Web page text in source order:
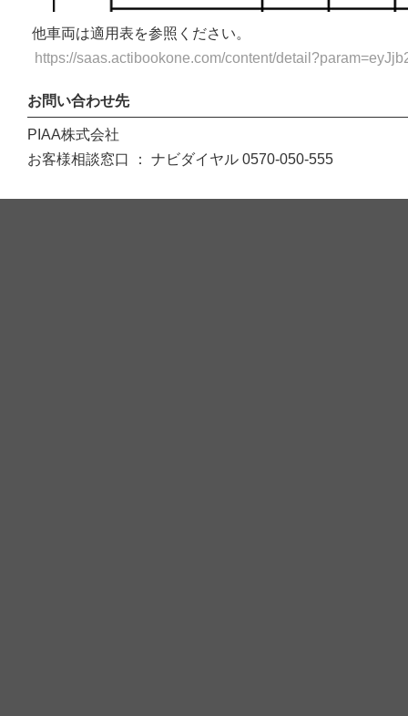
他車両は適用表を参照ください。
https://saas.actibookone.com/content/
お問い合わせ先
PIAA株式会社
お客様相談窓口 ： ナビダイヤル 0570-050-555